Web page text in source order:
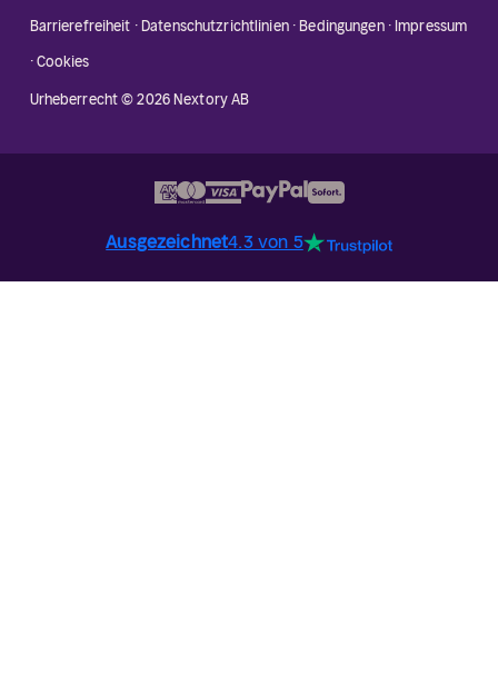
Barrierefreiheit ·Datenschutzrichtlinien·Bedingungen· Impressum
·Cookies
Urheberrecht © 2026 Nextory AB
Ausgezeichnet4.3 von 5